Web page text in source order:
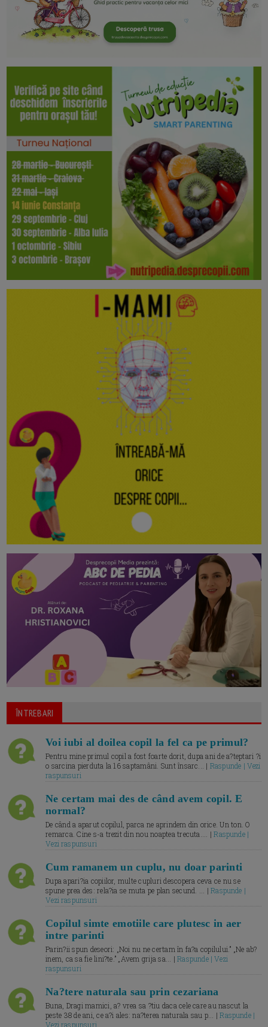
ÎNTREBARI
Voi iubi al doilea copil la fel ca pe primul?
Pentru mine primul copil a fost foarte dorit, dupa ani de a?teptari ?i
o sarcina pierduta la 16 saptamâni. Sunt însarc... | Raspunde | Vezi
raspunsuri
Ne certam mai des de când avem copil. E
normal?
De când a aparut copilul, parca ne aprindem din orice. Un ton. O
remarca. Cine s-a trezit din nou noaptea trecuta.... |Raspunde |
Vezi raspunsuri
Cum ramanem un cuplu, nu doar parinti
Dupa apari?ia copiilor, multe cupluri descopera ceva ce nu se
spune prea des: rela?ia se muta pe plan secund. ... |Raspunde |
Vezi raspunsuri
Copilul simte emotiile care plutesc in aer
intre parinti
Parin?ii spun deseori: „Noi nu ne certam în fa?a copilului.” „Ne ab?
inem, ca sa fie lini?te.” „Avem grija sa... |Raspunde | Vezi
raspunsuri
Na?tere naturala sau prin cezariana
Buna, Dragi mamici, a? vrea sa ?tiu daca cele care au nascut la
peste 38 de ani, ce a?i ales: na?terea naturala sau p... |Raspunde |
Vezi raspunsuri